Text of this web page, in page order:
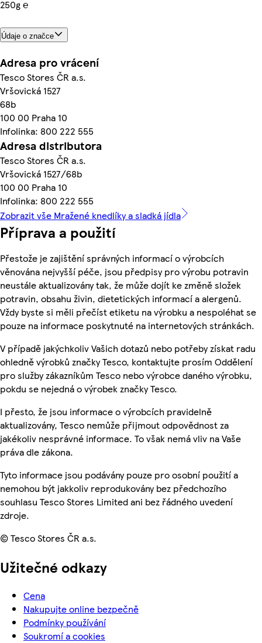
250g ℮
Údaje o značce
Adresa pro vrácení
Tesco Stores ČR a.s.
Vršovická 1527
68b
100 00 Praha 10
Infolinka: 800 222 555
Adresa distributora
Tesco Stores ČR a.s.
Vršovická 1527/68b
100 00 Praha 10
Infolinka: 800 222 555
Zobrazit vše Mražené knedlíky a sladká jídla
Příprava a použití
Přestože je zajištění správných informací o výrobcích
věnována nejvyšší péče, jsou předpisy pro výrobu potravin
neustále aktualizovány tak, že může dojít ke změně složek
potravin, obsahu živin, dietetických informací a alergenů.
Vždy byste si měli přečíst etiketu na výrobku a nespoléhat se
pouze na informace poskytnuté na internetových stránkách.
V případě jakýchkoliv Vašich dotazů nebo potřeby získat radu
ohledně výrobků značky Tesco, kontaktujte prosím Oddělení
pro služby zákazníkům Tesco nebo výrobce daného výrobku,
pokdu se nejedná o výrobek značky Tesco.
I přesto, že jsou informace o výrobcích pravidelně
aktualizovány, Tesco nemůže přijmout odpovědnost za
jakékoliv nesprávné informace. To však nemá vliv na Vaše
práva dle zákona.
Tyto informace jsou podávány pouze pro osobní použití a
nemohou být jakkoliv reprodukovány bez předchozího
souhlasu Tesco Stores Limited ani bez řádného uvedení
zdroje.
© Tesco Stores ČR a.s.
Užitečné odkazy
Cena
Nakupujte online bezpečně
Podmínky používání
Soukromí a cookies